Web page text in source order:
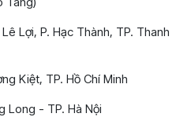
Lợi, P. Hạc Thành, TP. Thanh
Kiệt, TP. Hồ Chí Minh
Long - TP. Hà Nội